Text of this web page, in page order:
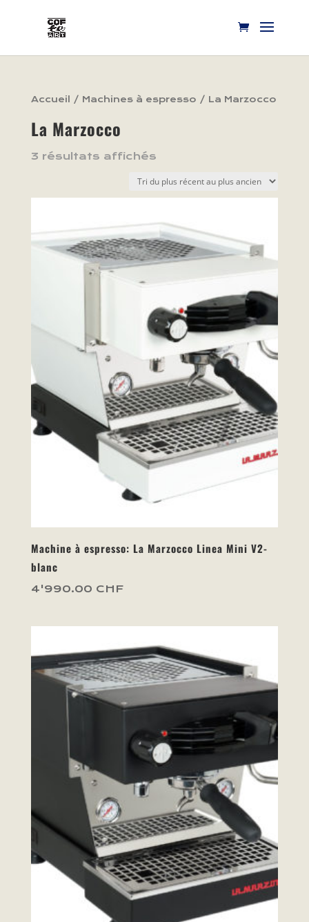
Accueil / Machines à espresso / La Marzocco
La Marzocco
3 résultats affichés
Machine à espresso: La Marzocco Linea Mini V2-
blanc
4'990.00 CHF